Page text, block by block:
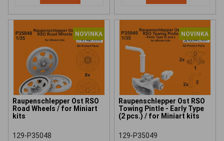
NOVINKA
Raupenschlepper Ost RSO
Road Wheels / for Miniart
kits
129-P35048
NOVINKA
Raupenschlepper Ost RSO
Towing Pintle - Early Type
(2 pcs.) / for Miniart kits
129-P35049